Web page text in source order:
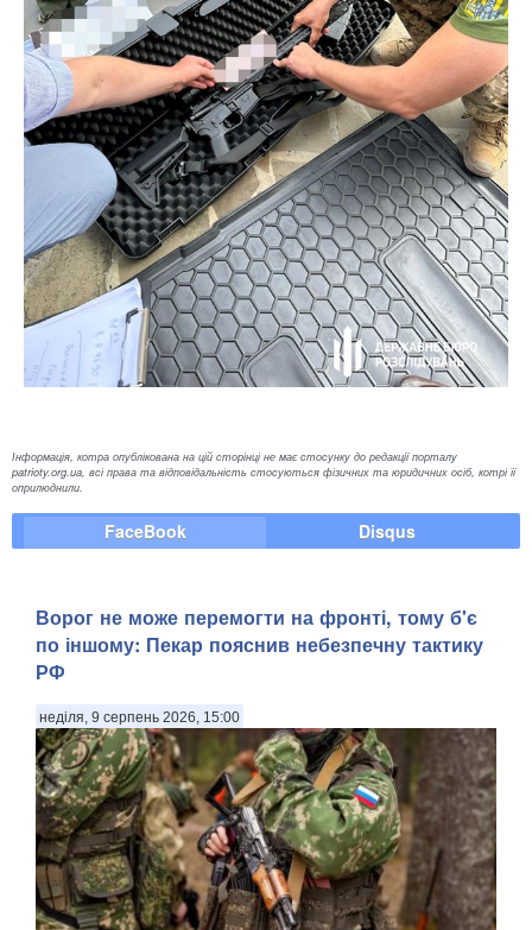
Інформація, котра опублікована на цій сторінці не має стосунку до редакції порталу
patrioty.org.ua, всі права та відповідальність стосуються фізичних та юридичних осіб, котрі її
оприлюднили.
FaceBook Disqus
Ворог не може перемогти на фронті, тому б'є
по іншому: Пекар пояснив небезпечну тактику
РФ
неділя, 9 серпень 2026, 15:00